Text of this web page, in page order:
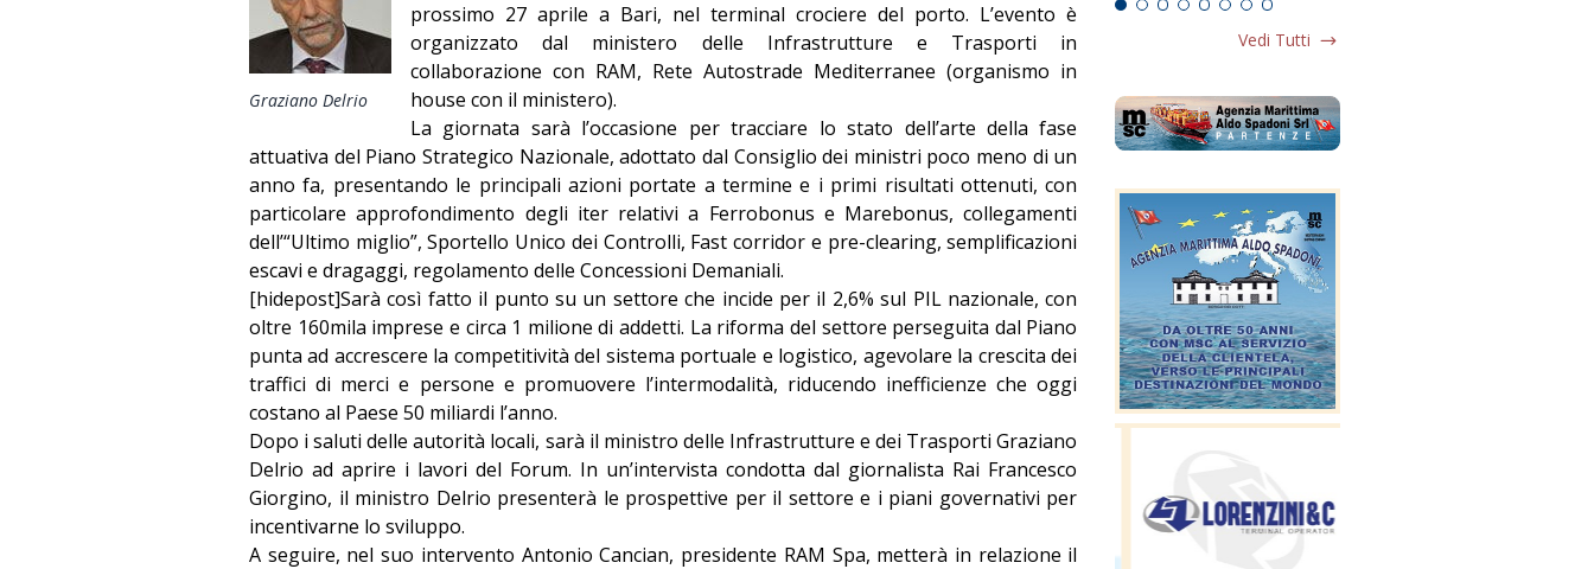
Graziano Delrio
prossimo 27 aprile a Bari, nel terminal crociere del porto. L’evento è
organizzato dal ministero delle Infrastrutture e Trasporti in
collaborazione con RAM, Rete Autostrade Mediterranee (organismo in
house con il ministero).
La giornata sarà l’occasione per tracciare lo stato dell’arte della fase
attuativa del Piano Strategico Nazionale, adottato dal Consiglio dei ministri poco meno di un
anno fa, presentando le principali azioni portate a termine e i primi risultati ottenuti, con
particolare approfondimento degli iter relativi a Ferrobonus e Marebonus, collegamenti
dell’“Ultimo miglio”, Sportello Unico dei Controlli, Fast corridor e pre-clearing, semplificazioni
escavi e dragaggi, regolamento delle Concessioni Demaniali.
[hidepost]Sarà così fatto il punto su un settore che incide per il 2,6% sul PIL nazionale, con
oltre 160mila imprese e circa 1 milione di addetti. La riforma del settore perseguita dal Piano
punta ad accrescere la competitività del sistema portuale e logistico, agevolare la crescita dei
traffici di merci e persone e promuovere l’intermodalità, riducendo inefficienze che oggi
costano al Paese 50 miliardi l’anno.
Dopo i saluti delle autorità locali, sarà il ministro delle Infrastrutture e dei Trasporti Graziano
Delrio ad aprire i lavori del Forum. In un’intervista condotta dal giornalista Rai Francesco
Giorgino, il ministro Delrio presenterà le prospettive per il settore e i piani governativi per
incentivarne lo sviluppo.
A seguire, nel suo intervento Antonio Cancian, presidente RAM Spa, metterà in relazione il
Vedi Tutti